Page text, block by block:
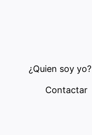
¿Quien soy yo?
Contactar